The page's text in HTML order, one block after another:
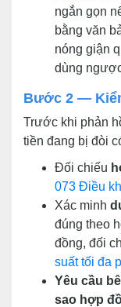
ngắn gọn
bằng văn
nóng giận
dùng
Bước 2 —
Trước khi phản
tiền đang bị đòi
Đối chiếu
073 Điều
Xác minh
đúng theo
đồng, đối
suất tối đa
Yêu cầu
sao hợp